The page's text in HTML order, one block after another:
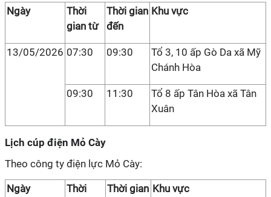
Ngày
Thời
gian từ
Thời gian
đến
Khu vực
13/05/2026 07:30 09:30
Tổ 3, 10 ấp Gò Da xã Mỹ
Chánh Hòa
09:30 11:30
Tổ 8 ấp Tân Hòa xã Tân
Xuân
Lịch cúp điện Mỏ Cày
Theo công ty điện lực Mỏ Cày:
Ngày
Thời
Thời gian Khu vực